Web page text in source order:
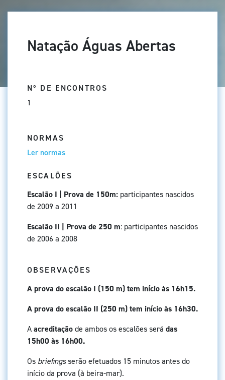
Natação Águas Abertas
Nº DE ENCONTROS
1
NORMAS
Ler normas
ESCALÕES
Escalão I | Prova de 150m: participantes nascidos
de 2009 a 2011
Escalão II | Prova de 250 m: participantes nascidos
de 2006 a 2008
OBSERVAÇÕES
A prova do escalão I (150 m) tem início às 16h15.
A prova do escalão II (250 m) tem início às 16h30.
Aacreditaçãode ambos os escalões será das
15h00 às 16h00.
Os briefingsserão efetuados 15 minutos antes do
início da prova (à beira-mar).